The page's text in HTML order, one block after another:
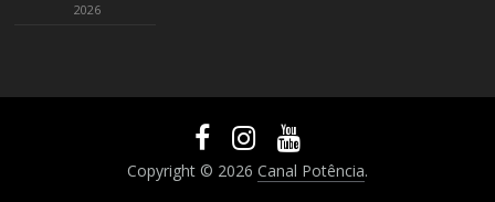
2026
Copyright © 2026 Canal Potência.